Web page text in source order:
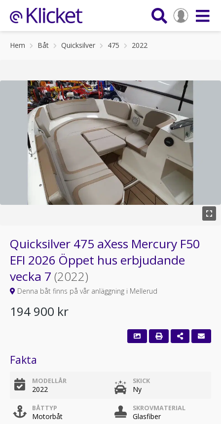
Hem Båt Quicksilver 475 2022
Quicksilver 475 aXess Mercury F50
EFI 2026 Öppet hus erbjudande
vecka 7 (2022)
Denna båt finns på vår anläggning i Mellerud
194 900 kr
Fakta
MODELLÅR
2022
SKICK
Ny
BÅTTYP
Motorbåt
SKROVMATERIAL
Glasfiber